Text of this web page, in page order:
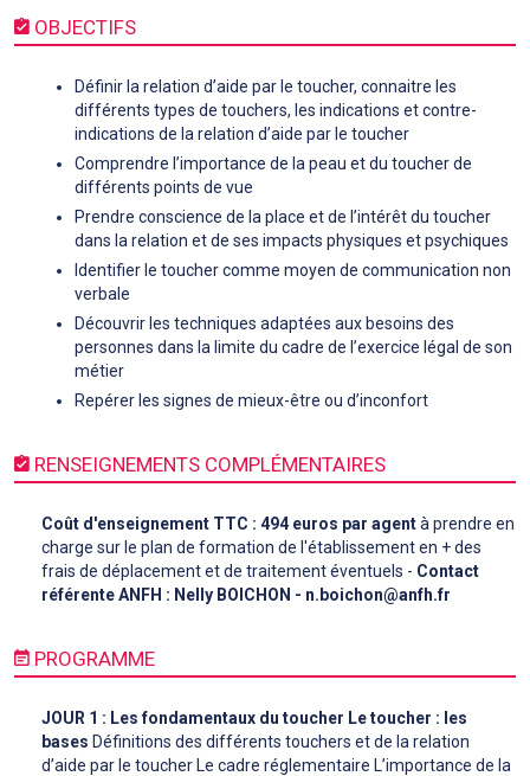
OBJECTIFS
Définir la relation d’aide par le toucher, connaitre les
différents types de touchers, les indications et contre-
indications de la relation d’aide par le toucher
Comprendre l’importance de la peau et du toucher de
différents points de vue
Prendre conscience de la place et de l’intérêt du toucher
dans la relation et de ses impacts physiques et psychiques
Identifier le toucher comme moyen de communication non
verbale
Découvrir les techniques adaptées aux besoins des
personnes dans la limite du cadre de l’exercice légal de son
métier
Repérer les signes de mieux-être ou d’inconfort
RENSEIGNEMENTS COMPLÉMENTAIRES
Coût d'enseignement TTC : 494 euros par agentà prendre en
charge sur le plan de formation de l'établissement en + des
frais de déplacement et de traitement éventuels - Contact
référente ANFH : Nelly BOICHON - n.boichon@anfh.fr
PROGRAMME
JOUR 1 : Les fondamentaux du toucher Le toucher : les
bases Définitions des différents touchers et de la relation
d’aide par le toucher Le cadre réglementaire L’importance de la